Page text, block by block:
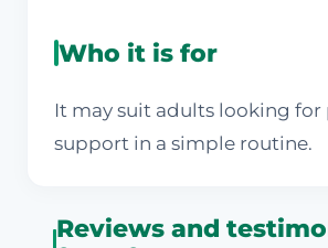
Who it is for
It may suit adults looking for
support in a simple routine.
Reviews and